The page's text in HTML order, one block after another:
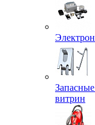
витрин